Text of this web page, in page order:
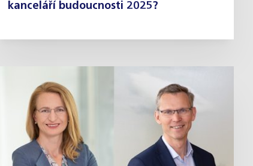
kanceláří budoucnosti 2025?